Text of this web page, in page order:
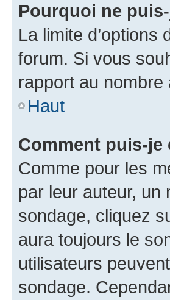
Pourquoi ne
La limite d’options
forum. Si vous
rapport au nombre
Haut
Comment puis-
Comme pour les
par leur auteur, un
sondage, cliquez
aura toujours le
utilisateurs
sondage.